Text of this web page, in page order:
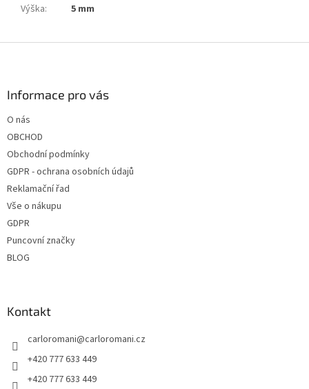
Výška: 5 mm
Informace pro vás
O nás
OBCHOD
Obchodní podmínky
GDPR - ochrana osobních údajů
Reklamační řad
Vše o nákupu
GDPR
Puncovní značky
BLOG
Kontakt
carloromani@carloromani.cz
+420 777 633 449
+420 777 633 449